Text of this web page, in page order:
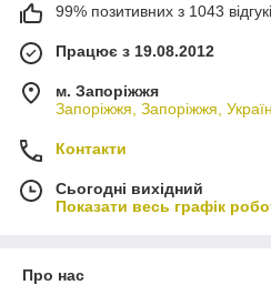
99% позитивних з 1043
Працює з 19.08.2012
м. Запоріжжя
Запоріжжя, Запоріжжя,
Контакти
Сьогодні вихідний
Показати весь графік
Про нас